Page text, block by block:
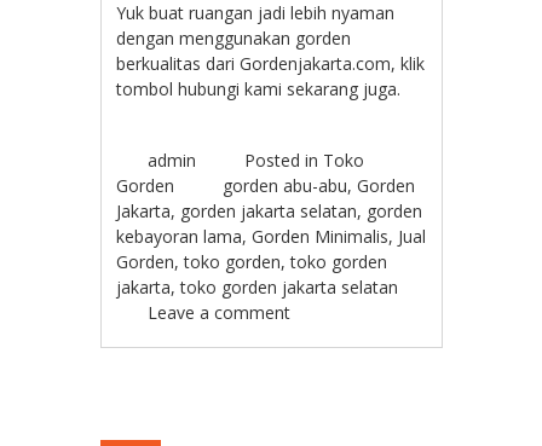
Yuk buat ruangan jadi lebih nyaman
dengan menggunakan gorden
berkualitas dari Gordenjakarta.com, klik
tombol hubungi kami sekarang juga.
admin Posted in Toko
Gorden
gorden abu-abu,Gorden
Jakarta, gorden jakarta selatan, gorden
kebayoran lama,Gorden Minimalis, Jual
Gorden,toko gorden,toko gorden
jakarta,toko gorden jakarta selatan
Leave a comment